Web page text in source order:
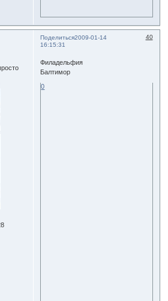
Поделиться 40
2009-01-14
16:15:31
Филадельфия
Балтимор
0